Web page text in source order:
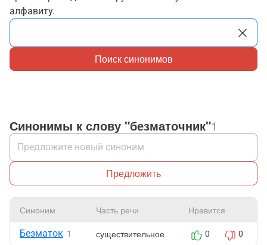
алфавиту.
Поиск синонимов
Синонимы к слову "безматочник"1
Предложить
Синоним Часть речи Нравится
Безматок 1 существительное 0 0